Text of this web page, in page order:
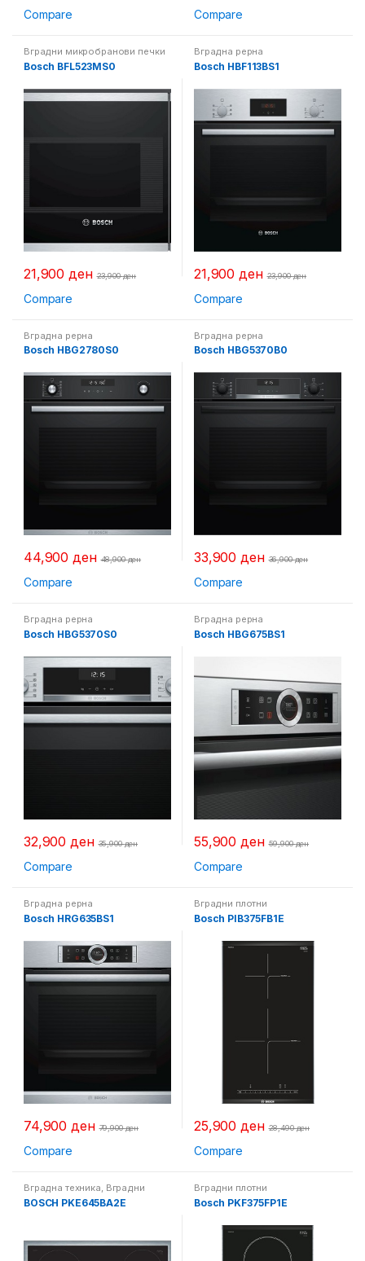
Compare Compare
Вградни микробранови печки
Bosch BFL523MS0
21,900 ден 23,900ден
Compare
Вградна рерна
Bosch HBF113BS1
21,900 ден 23,900ден
Compare
Вградна рерна
Bosch HBG2780S0
44,900ден 48,900ден
Compare
Вградна рерна
Bosch HBG5370B0
33,900ден 36,900ден
Compare
Вградна рерна
Bosch HBG5370S0
32,900ден 35,900ден
Compare
Вградна рерна
Bosch HBG675BS1
55,900ден 59,900ден
Compare
Вградна рерна
Bosch HRG635BS1
74,900 ден 79,900ден
Compare
Вградни плотни
Bosch PIB375FB1E
25,900 ден 28,490ден
Compare
Вградна техника Вградни
плотни
BOSCH PKE645BA2E
Вградни плотни
Bosch PKF375FP1E